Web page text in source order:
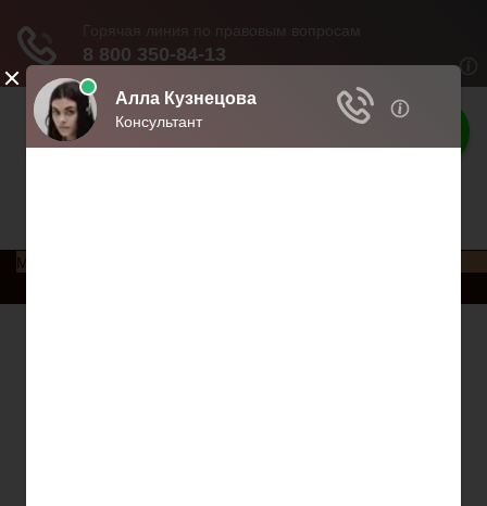
Права россиян
Меню